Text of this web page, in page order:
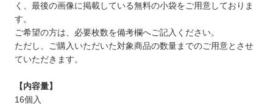
く、最後の画像に掲載している無料の小袋をご用意しておりま
す。
ご希望の方は、必要枚数を備考欄へご記入ください。
ただし、ご購入いただいた対象商品の数量までのご用意とさせ
ていただきます。
【内容量】
16個入